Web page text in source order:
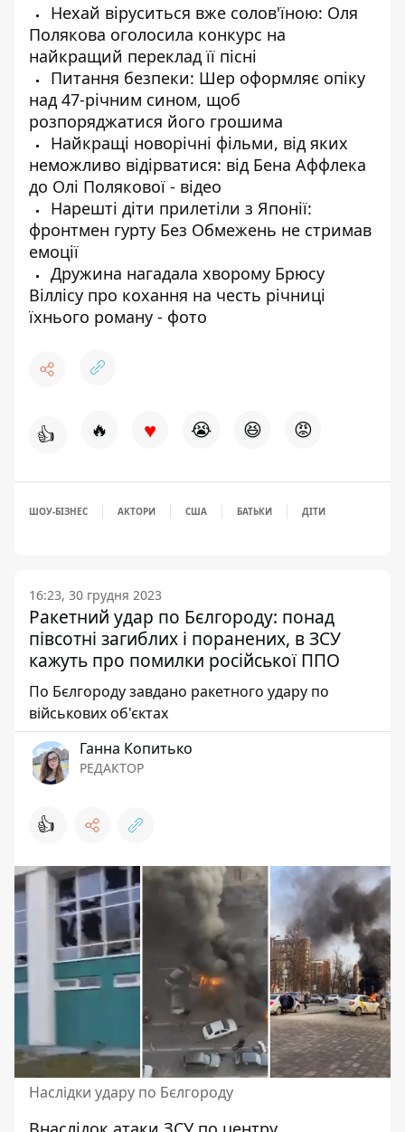
Нехай віруситься вже солов'їною: Оля
Полякова оголосила конкурс на
найкращий переклад її пісні
Питання безпеки: Шер оформляє опіку
над 47-річним сином, щоб
розпоряджатися його грошима
Найкращі новорічні фільми, від яких
неможливо відірватися: від Бена Аффлека
до Олі Полякової - відео
Нарешті діти прилетіли з Японії:
фронтмен гурту Без Обмежень не стримав
емоції
Дружина нагадала хворому Брюсу
Віллісу про кохання на честь річниці
їхнього роману - фото
👍 🔥 ♥ 😭 😆 😡
ШОУ-БІЗНЕС АКТОРИ США БАТЬКИ ДІТИ
16:23, 30 грудня 2023
Ракетний удар по Бєлгороду: понад
півсотні загиблих і поранених, в ЗСУ
кажуть про помилки російської ППО
По Бєлгороду завдано ракетного удару по
військових об'єктах
Ганна Копитько
РЕДАКТОР
👍
Наслідки удару по Бєлгороду